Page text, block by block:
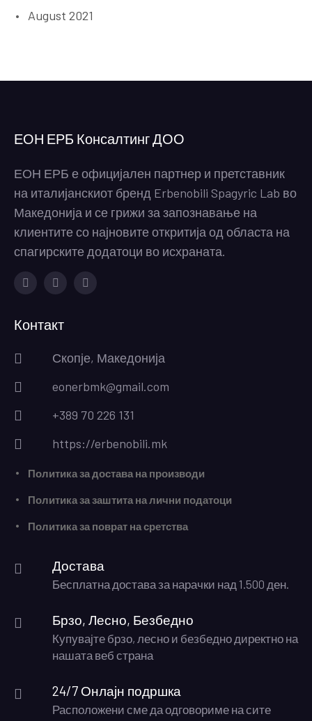
August 2021
ЕОН ЕРБ Консалтинг ДОО
ЕОН ЕРБ е официјален партнер и претставник
на италијанскиот бренд Erbenobili Spagyric Lab во
Македонија и се грижи за запознавање на
клиентите со најновите откритија од областа на
спагирските додатоци во исхраната.
Контакт
Скопје, Македонија
eonerbmk@gmail.com
+389 70 226 131
https://erbenobili.mk
Политика за достава на производи
Политика за заштита на лични податоци
Политика за поврат на сретства
Достава
Бесплатна достава за нарачки над 1.500 ден.
Брзо, Лесно, Безбедно
Купувајте брзо, лесно и безбедно директно на
нашата веб страна
24/7 Онлајн подршка
Расположени сме да одговориме на сите